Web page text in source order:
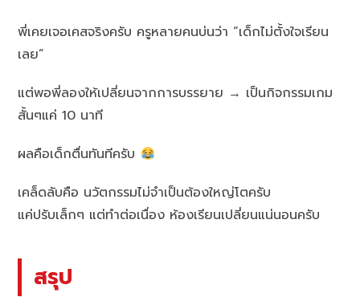
พี่เคยเจอเคสจริงครับ ครูหลายคนบ่นว่า “เด็กไม่ตั้งใจเรียน
เลย”
แต่พอพี่ลองให้เปลี่ยนจากการบรรยาย → เป็นกิจกรรมเกม
สั้นๆแค่ 10 นาที
ผลคือเด็กตื่นทันทีครับ
เคล็ดลับคือ นวัตกรรมไม่จำเป็นต้องใหญ่โตครับ
แค่ปรับเล็กๆ แต่ทำต่อเนื่อง ห้องเรียนเปลี่ยนแน่นอนครับ
สรุป